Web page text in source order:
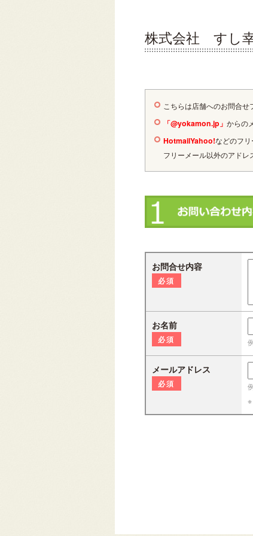
株式会社 すし
こちらは店舗へのお問合せ
「@yokamon.jp」 からの
HotmailYahoo!などのフ
フリーメール以外のアドレ
お問合せ内容
必須
お名前
必須
メールアドレス
必須